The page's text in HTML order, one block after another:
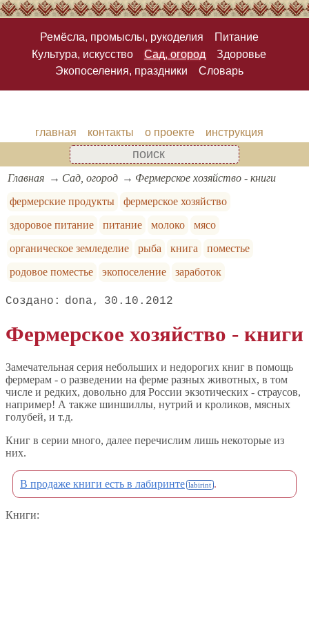
Ремёсла, промыслы, рукоделия
Питание
Культура, искусство
Сад, огород
Здоровье
Экопоселения, праздники
Словарь
главная контакты о проекте инструкция
Главная Сад, огород
Фермерское хозяйство - книги
фермерские продукты
фермерское хозяйство
здоровое питание
питание молоко
мясо
органическое земледелие
рыба книга
поместье
родовое поместье
экопоселение заработок
dona 30.10.2012
Фермерское хозяйство - книги
Замечательная серия небольших и недорогих книг в помощь
фермерам - о разведении на ферме разных животных, в том
числе и редких, довольно для России экзотических - страусов,
например! А также шиншиллы, нутрий и кроликов, мясных
голубей, и т.д.
Книг в серии много, далее перечислим лишь некоторые из
них.
В продаже книги есть в лабиринте .
Книги: